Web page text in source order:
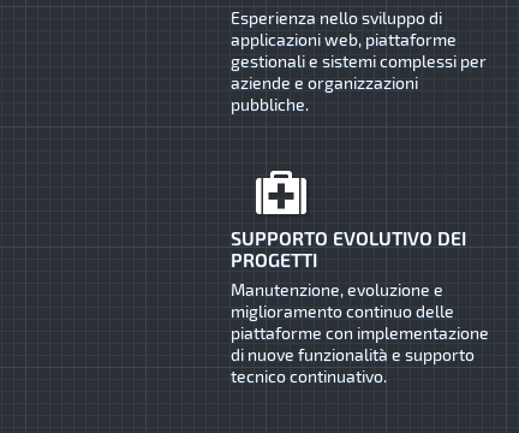
Esperienza nello sviluppo di
applicazioni web, piattaforme
gestionali e sistemi complessi per
aziende e organizzazioni
pubbliche.
SUPPORTO EVOLUTIVO DEI
PROGETTI
Manutenzione, evoluzione e
miglioramento continuo delle
piattaforme con implementazione
di nuove funzionalità e supporto
tecnico continuativo.